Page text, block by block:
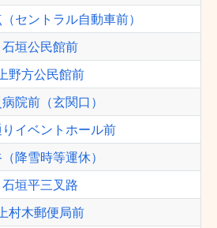
セントラル自動車前）
石垣公民館前
野方公民館前
院前（玄関口）
イベントホール前
降雪時等運休）
石垣平三叉路
村木郵便局前